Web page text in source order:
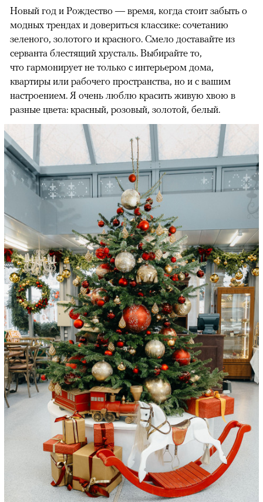
Новый год и Рождество — время, когда стоит забыть о
модных трендах и довериться классике: сочетанию
зеленого, золотого и красного. Смело доставайте из
серванта блестящий хрусталь. Выбирайте то,
что гармонирует не только с интерьером дома,
квартиры или рабочего пространства, но и с вашим
настроением. Я очень люблю красить живую хвою в
разные цвета: красный, розовый, золотой, белый.